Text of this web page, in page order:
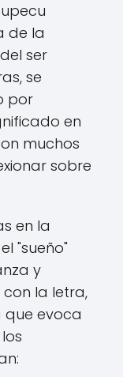
de la
ser
se
por
en
muchos
sobre
en la
"sueño"
y
con la letra,
evoca